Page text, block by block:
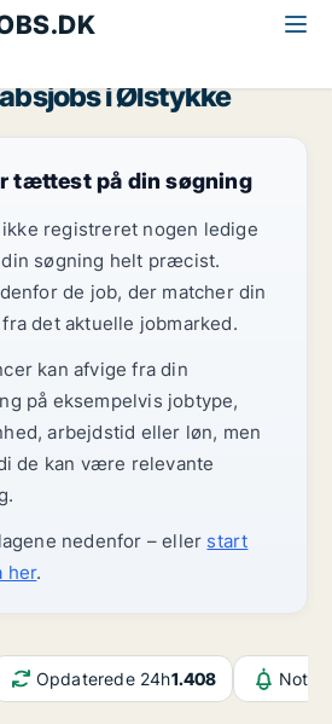
i Ølstykke
tættest på din søgning
registreret nogen ledige
søgning helt præcist.
de job, der matcher din
det aktuelle jobmarked.
kan afvige fra din
på eksempelvis jobtype,
arbejdstid eller løn, men
de kan være relevante
nedenfor – eller start
her.
Opdaterede 24h1.408